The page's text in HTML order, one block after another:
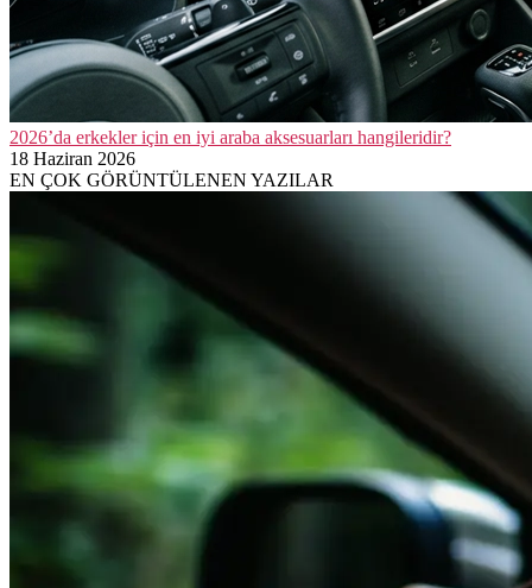
2026’da erkekler için en iyi araba aksesuarları hangileridir?
18 Haziran 2026
EN ÇOK GÖRÜNTÜLENEN YAZILAR